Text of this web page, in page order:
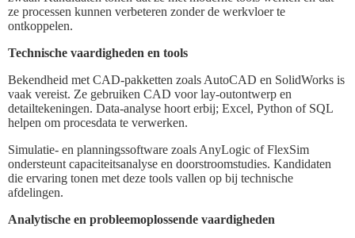
ze processen kunnen verbeteren zonder de werkvloer te
ontkoppelen.
Technische vaardigheden en tools
Bekendheid met CAD-pakketten zoals AutoCAD en SolidWorks is
vaak vereist. Ze gebruiken CAD voor lay-outontwerp en
detailtekeningen. Data-analyse hoort erbij; Excel, Python of SQL
helpen om procesdata te verwerken.
Simulatie- en planningssoftware zoals AnyLogic of FlexSim
ondersteunt capaciteitsanalyse en doorstroomstudies. Kandidaten
die ervaring tonen met deze tools vallen op bij technische
afdelingen.
Analytische en probleemoplossende vaardigheden